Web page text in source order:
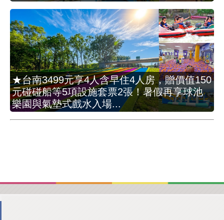
★台南3499元享4人含早住4人房，贈價值150
元碰碰船等5項設施套票2張！暑假再享球池
樂園與氣墊式戲水入場...